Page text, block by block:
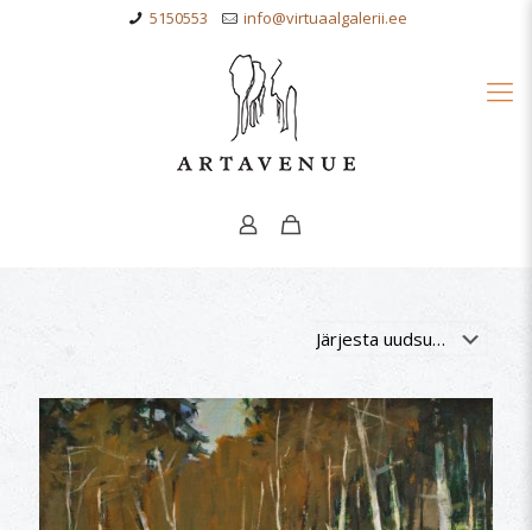
5150553 info@virtuaalgalerii.ee